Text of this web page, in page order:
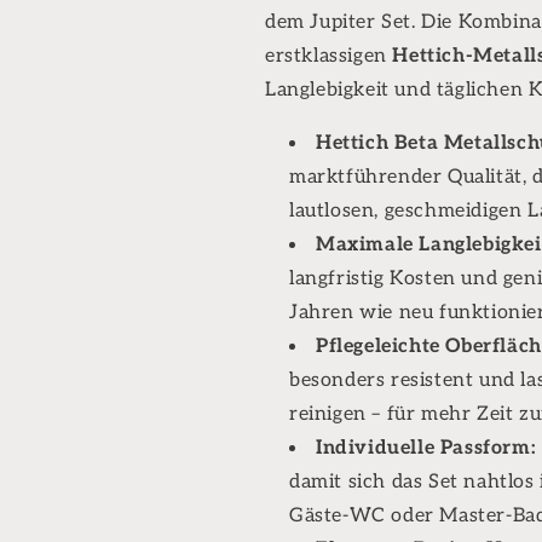
dem Jupiter Set. Die
erstklassigenHettich-
Langlebigkeit und täglichen
Hettich Beta
marktführender Qualität,
lautlosen, geschmeidigen
Maximale
langfristig Kosten und
Jahren wie neu
Pflegeleichte
besonders resistent und
reinigen – für mehr Zeit
Individuelle Passform:
damit sich das Set
Gäste-WC oder Master-